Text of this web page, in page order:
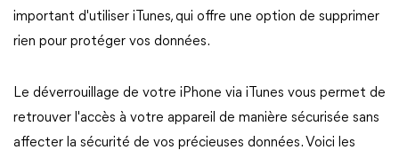
important d'utiliser iTunes, qui offre une option de supprimer
rien pour protéger vos données.
Le déverrouillage de votre iPhone via iTunes vous permet de
retrouver l'accès à votre appareil de manière sécurisée sans
affecter la sécurité de vos précieuses données. Voici les